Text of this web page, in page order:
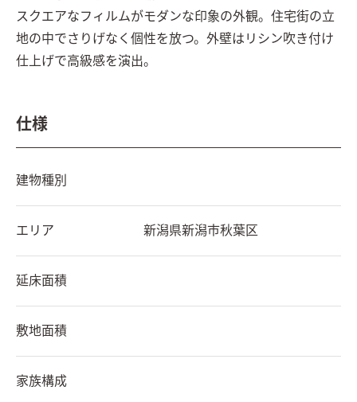
スクエアなフィルムがモダンな印象の外観。住宅街の立
地の中でさりげなく個性を放つ。外壁はリシン吹き付け
仕上げで高級感を演出。
仕様
建物種別
エリア 新潟県新潟市秋葉区
延床面積
敷地面積
家族構成